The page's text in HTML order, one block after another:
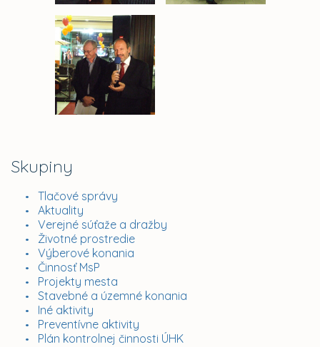
Skupiny
Tlačové správy
Aktuality
Verejné súťaže a dražby
Životné prostredie
Výberové konania
Činnosť MsP
Projekty mesta
Stavebné a územné konania
Iné aktivity
Preventívne aktivity
Plán kontrolnej činnosti ÚHK